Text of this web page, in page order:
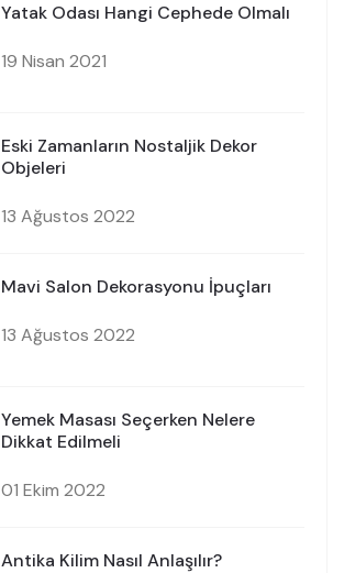
Yatak Odası Hangi Cephede Olmalı
19 Nisan 2021
Eski Zamanların Nostaljik Dekor
Objeleri
13 Ağustos 2022
Mavi Salon Dekorasyonu İpuçları
13 Ağustos 2022
Yemek Masası Seçerken Nelere
Dikkat Edilmeli
01 Ekim 2022
Antika Kilim Nasıl Anlaşılır?